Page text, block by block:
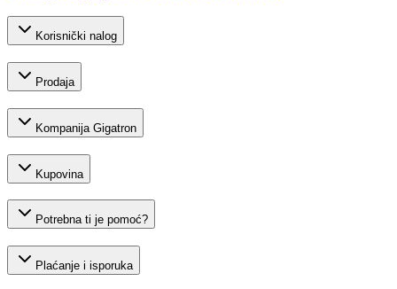
Korisnički nalog
Prodaja
Kompanija Gigatron
Kupovina
Potrebna ti je pomoć?
Plaćanje i isporuka